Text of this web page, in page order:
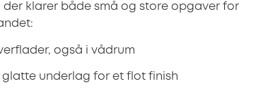
klarer både små og store opgaver for
også i vådrum
glatte underlag for et flot finish